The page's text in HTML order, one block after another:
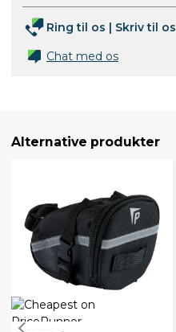
Ring til os | Skriv til os
Chat med os
Alternative produkter